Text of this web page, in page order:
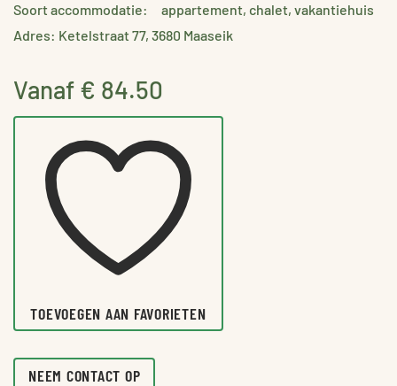
Soort accommodatie:
appartement, chalet, vakantiehuis
Adres: Ketelstraat 77, 3680 Maaseik
Vanaf € 84.50
TOEVOEGEN AAN FAVORIETEN
NEEM CONTACT OP